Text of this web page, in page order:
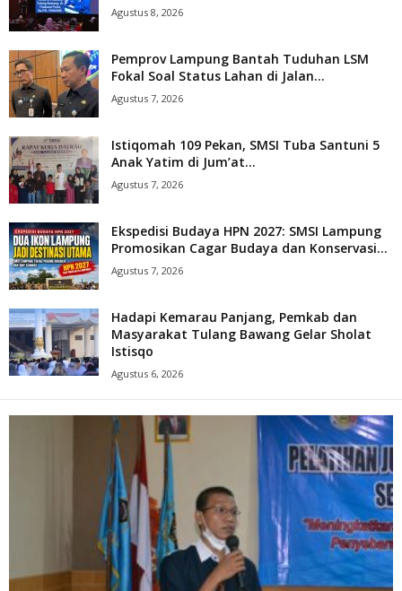
Agustus 8, 2026
Pemprov Lampung Bantah Tuduhan LSM
Fokal Soal Status Lahan di Jalan...
Agustus 7, 2026
Istiqomah 109 Pekan, SMSI Tuba Santuni 5
Anak Yatim di Jum’at...
Agustus 7, 2026
Ekspedisi Budaya HPN 2027: SMSI Lampung
Promosikan Cagar Budaya dan Konservasi...
Agustus 7, 2026
Hadapi Kemarau Panjang, Pemkab dan
Masyarakat Tulang Bawang Gelar Sholat
Istisqo
Agustus 6, 2026